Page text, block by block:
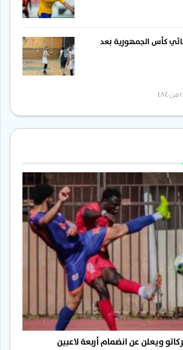
كأس الجمهورية بعد
ويعلن عن انضمام أربعة لاعبين